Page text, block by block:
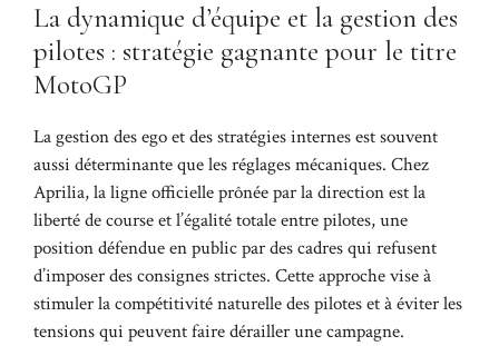
La dynamique d’équipe et la gestion des
pilotes : stratégie gagnante pour le titre
MotoGP
La gestion des ego et des stratégies internes est souvent
aussi déterminante que les réglages mécaniques. Chez
Aprilia, la ligne officielle prônée par la direction est la
liberté de course et l’égalité totale entre pilotes, une
position défendue en public par des cadres qui refusent
d’imposer des consignes strictes. Cette approche vise à
stimuler la compétitivité naturelle des pilotes et à éviter les
tensions qui peuvent faire dérailler une campagne.